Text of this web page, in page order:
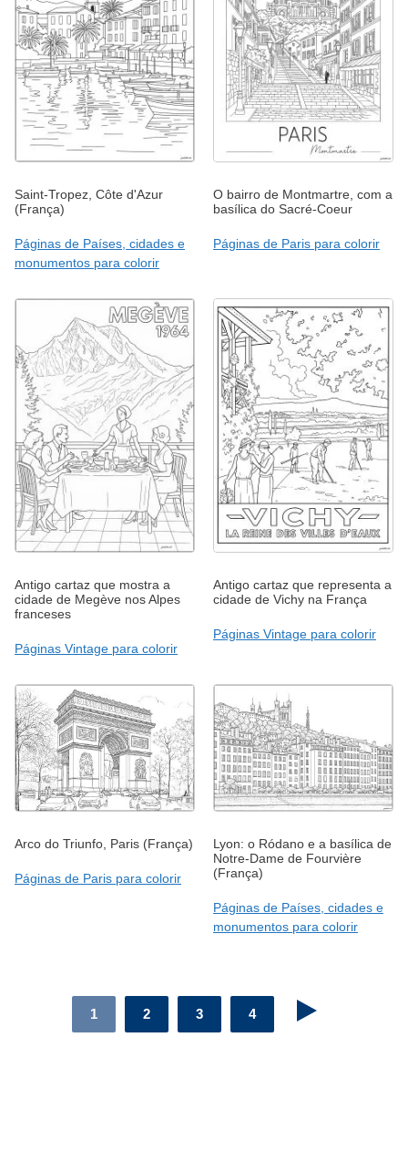
Saint-Tropez, Côte d'Azur
(França)
Páginas de Países, cidades e
monumentos para colorir
O bairro de Montmartre, com a
basílica do Sacré-Coeur
Páginas de Paris para colorir
Antigo cartaz que mostra a
cidade de Megève nos Alpes
franceses
Páginas Vintage para colorir
Antigo cartaz que representa a
cidade de Vichy na França
Páginas Vintage para colorir
Arco do Triunfo, Paris (França)
Páginas de Paris para colorir
Lyon: o Ródano e a basílica de
Notre-Dame de Fourvière
(França)
Páginas de Países, cidades e
monumentos para colorir
1 2 3 4